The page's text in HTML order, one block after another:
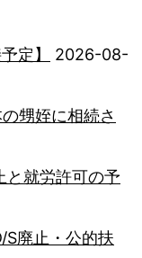
定】
2026-08-
甥姪に相続さ
就労許可の予
廃止・公的扶